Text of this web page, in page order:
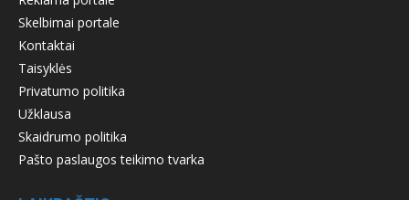
Skelbimai portale
Kontaktai
Taisyklės
Privatumo politika
Užklausa
Skaidrumo politika
Pašto paslaugos teikimo tvarka